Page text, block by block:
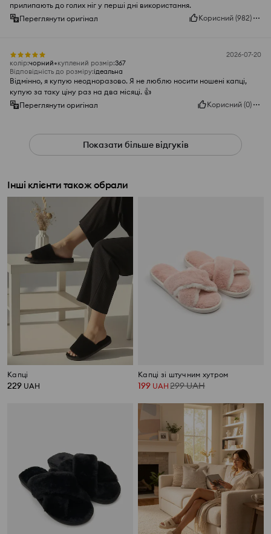
прилипають до голих ніг у перші дні використання.
Переглянути оригінал
Корисний (982)
2026-07-20
колір:чорний куплений розмір:367
Відповідність до розміру:ідеальна
Відмінно, я купую неодноразово. Я не люблю носити ношені капці,
купую за таку ціну раз на два місяці. 👍️
Переглянути оригінал
Корисний (0)
Показати більше відгуків
Інші клієнти також обрали
Капці
229 UAH
Капці зі штучним хутром
199 UAH 299UAH